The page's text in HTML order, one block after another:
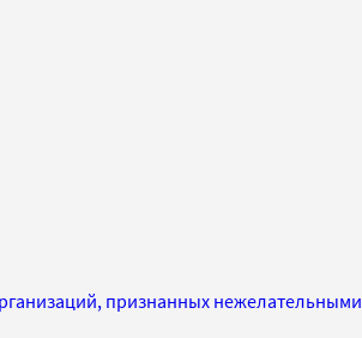
признанных нежелательными